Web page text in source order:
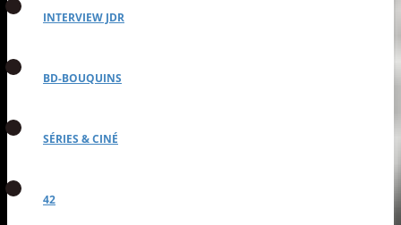
INTERVIEW JDR
BD-BOUQUINS
SÉRIES & CINÉ
42